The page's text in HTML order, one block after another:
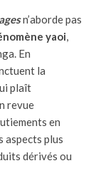
n’aborde pas
yaoi,
En
la
plaît
revue
en
aspects plus
dérivés ou